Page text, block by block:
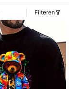
Filteren